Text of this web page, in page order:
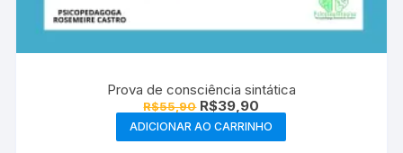
Prova de consciência sintática
R$55,90 O
preço
original
era:
R$39,90
preço
atual
é:
ADICIONAR AO CARRINHO